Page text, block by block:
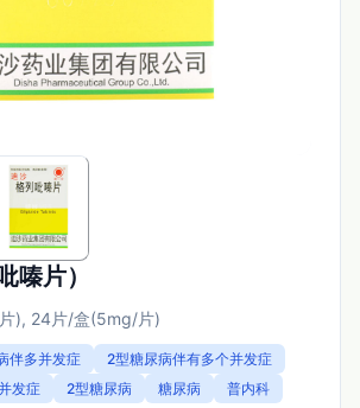
嗪片）
), 24片/盒(5mg/片)
伴多并发症
2型糖尿病伴有多个并发症
发症
2型糖尿病 糖尿病 普内科